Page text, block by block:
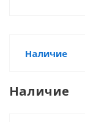
Наличие
Наличие